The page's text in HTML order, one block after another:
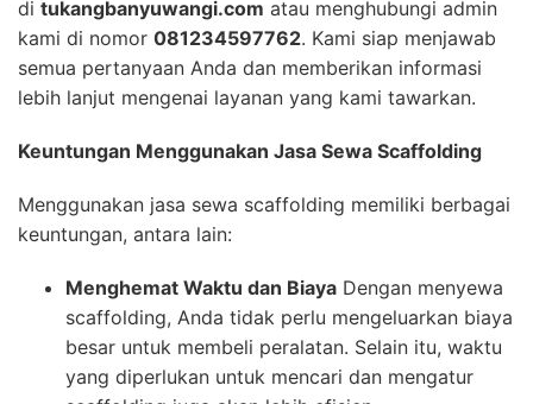
di tukangbanyuwangi.com atau menghubungi admin
kami di nomor 081234597762. Kami siap menjawab
semua pertanyaan Anda dan memberikan informasi
lebih lanjut mengenai layanan yang kami tawarkan.
Keuntungan Menggunakan Jasa Sewa Scaffolding
Menggunakan jasa sewa scaffolding memiliki berbagai
keuntungan, antara lain:
Menghemat Waktu dan Biaya Dengan menyewa
scaffolding, Anda tidak perlu mengeluarkan biaya
besar untuk membeli peralatan. Selain itu, waktu
yang diperlukan untuk mencari dan mengatur